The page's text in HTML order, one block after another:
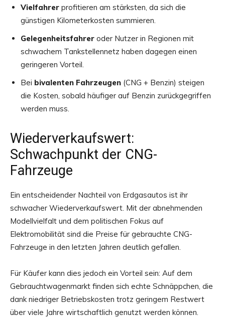
Vielfahrer profitieren am stärksten, da sich die
günstigen Kilometerkosten summieren.
Gelegenheitsfahrer oder Nutzer in Regionen mit
schwachem Tankstellennetz haben dagegen einen
geringeren Vorteil.
Bei bivalenten Fahrzeugen (CNG + Benzin) steigen
die Kosten, sobald häufiger auf Benzin zurückgegriffen
werden muss.
Wiederverkaufswert:
Schwachpunkt der CNG-
Fahrzeuge
Ein entscheidender Nachteil von Erdgasautos ist ihr
schwacher Wiederverkaufswert. Mit der abnehmenden
Modellvielfalt und dem politischen Fokus auf
Elektromobilität sind die Preise für gebrauchte CNG-
Fahrzeuge in den letzten Jahren deutlich gefallen.
Für Käufer kann dies jedoch ein Vorteil sein: Auf dem
Gebrauchtwagenmarkt finden sich echte Schnäppchen, die
dank niedriger Betriebskosten trotz geringem Restwert
über viele Jahre wirtschaftlich genutzt werden können.